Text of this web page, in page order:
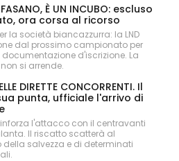
FASANO, È UN INCUBO: escluso
ora corsa al ricorso
la società biancazzurra: la LND
dal prossimo campionato per
d'iscrizione. La
si arrende.
DIRETTE CONCORRENTI. Il
punta, ufficiale l'arrivo di
l'attacco con il centravanti
Il riscatto scatterà al
salvezza e di determinati